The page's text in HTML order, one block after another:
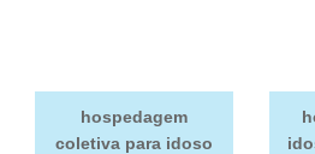
hospedagem
coletiva para idoso